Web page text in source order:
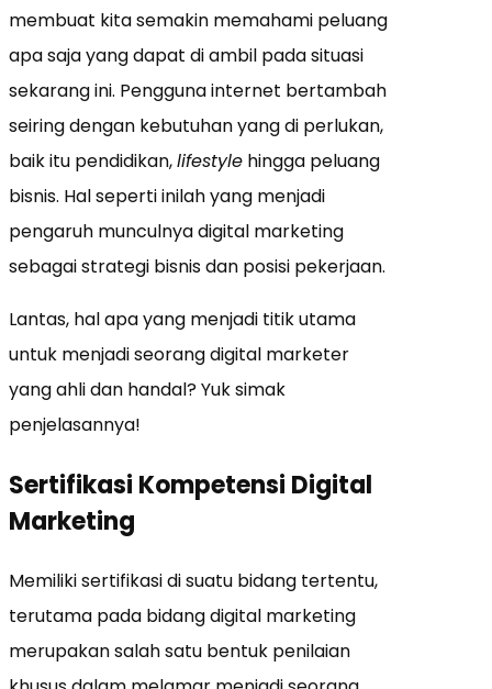
membuat kita semakin memahami peluang
apa saja yang dapat di ambil pada situasi
sekarang ini. Pengguna internet bertambah
seiring dengan kebutuhan yang di perlukan,
baik itu pendidikan,lifestyle hingga peluang
bisnis. Hal seperti inilah yang menjadi
pengaruh munculnya digital marketing
sebagai strategi bisnis dan posisi pekerjaan.
Lantas, hal apa yang menjadi titik utama
untuk menjadi seorang digital marketer
yang ahli dan handal? Yuk simak
penjelasannya!
Sertifikasi Kompetensi Digital
Marketing
Memiliki sertifikasi di suatu bidang tertentu,
terutama pada bidang digital marketing
merupakan salah satu bentuk penilaian